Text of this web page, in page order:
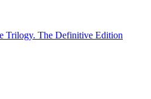
Trilogy. The Definitive Edition